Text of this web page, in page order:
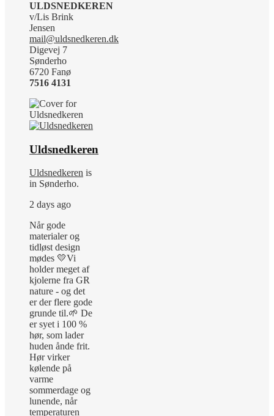
ULDSNEDKEREN
v/Lis Brink
Jensen
mail@uldsnedkeren.dk
Digevej 7
Sønderho
6720 Fanø
7516 4131
Uldsnedkeren
Uldsnedkeren is
in Sønderho.
2 days ago
Når gode
materialer og
tidløst design
mødes 💛Vi
holder meget af
kjolerne fra GR
nature - og det
er der flere gode
grunde til.🌱 De
er syet i 100 %
hør, som lader
huden ånde frit.
Hør virker
kølende på
varme
sommerdage og
lunende, når
temperaturen